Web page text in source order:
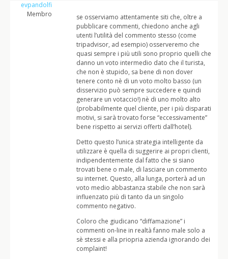
evpandolfi
Membro
se osserviamo attentamente siti che, oltre a
pubblicare commenti, chiedono anche agli
utenti l’utilità del commento stesso (come
tripadvisor, ad esempio) osserveremo che
quasi sempre i più utili sono proprio quelli che
danno un voto intermedio dato che il turista,
che non è stupido, sa bene di non dover
tenere conto nè di un voto molto basso (un
disservizio può sempre succedere e quindi
generare un votaccio!) nè di uno molto alto
(probabilmente quel cliente, per i più disparati
motivi, si sarà trovato forse “eccessivamente”
bene rispetto ai servizi offerti dall’hotel).
Detto questo l’unica strategia intelligente da
utilizzare è quella di suggerire ai propri clienti,
indipendentemente dal fatto che si siano
trovati bene o male, di lasciare un commento
su internet. Questo, alla lunga, porterà ad un
voto medio abbastanza stabile che non sarà
influenzato più di tanto da un singolo
commento negativo.
Coloro che giudicano “diffamazione” i
commenti on-line in realtà fanno male solo a
sè stessi e alla priopria azienda ignorando dei
complaint!